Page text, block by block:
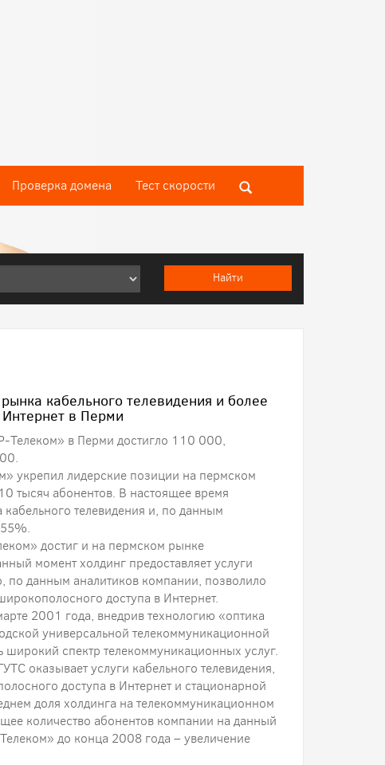
Проверка домена Тест скороcти
кабельного телевидения и более
в Перми
Телеком» в Перми достигло 110 000,
укрепил лидерские позиции на пермском
тысяч абонентов. В настоящее время
телевидения и, по данным
достиг и на пермском рынке
момент холдинг предоставляет услуги
по данным аналитиков компании, позволило
доступа в Интернет.
2001 года, внедрив технологию «оптика
универсальной телекоммуникационной
широкий спектр телекоммуникационных услуг.
оказывает услуги кабельного телевидения,
доступа в Интернет и стационарной
доля холдинга на телекоммуникационном
количество абонентов компании на данный
до конца 2008 года – увеличение